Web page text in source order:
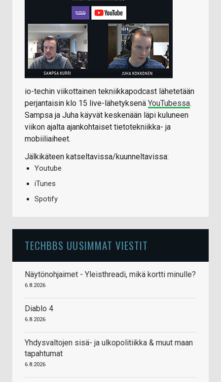
io-techin viikottainen tekniikkapodcast lähetetään
perjantaisin klo 15 live-lähetyksenä YouTubessa.
Sampsa ja Juha käyvät keskenään läpi kuluneen
viikon ajalta ajankohtaiset tietotekniikka- ja
mobiiliaiheet.
Jälkikäteen katseltavissa/kuunneltavissa:
Youtube
iTunes
Spotify
TECHBBS UUSIMMAT VIESTIT
Näytönohjaimet - Yleisthreadi, mikä kortti minulle?
6.8.2026
Diablo 4
6.8.2026
Yhdysvaltojen sisä- ja ulkopolitiikka & muut maan
tapahtumat
6.8.2026